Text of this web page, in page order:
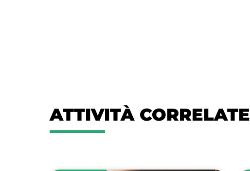
ATTIVITÀ CORRELATE